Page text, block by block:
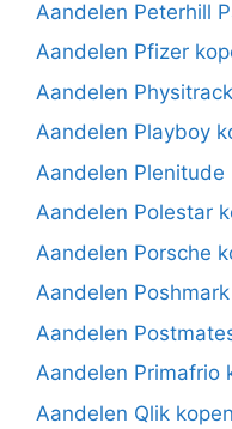
Aandelen Peterhill
Aandelen Pfizer
Aandelen
Aandelen Playboy
Aandelen Plenitude
Aandelen Polestar
Aandelen Porsche
Aandelen
Aandelen
Aandelen Primafrio
Aandelen Qlik kopen